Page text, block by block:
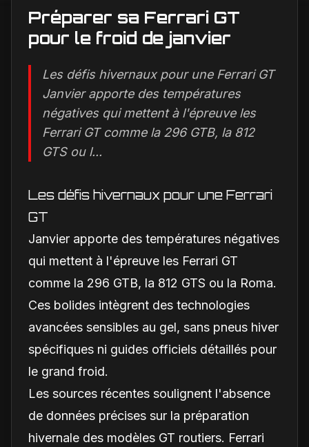
Préparer sa Ferrari GT
pour le froid de janvier
Les défis hivernaux pour une Ferrari GT
Janvier apporte des températures
négatives qui mettent à l'épreuve les
Ferrari GT comme la 296 GTB, la 812
GTS ou l...
Les défis hivernaux pour une Ferrari
GT
Janvier apporte des températures négatives
qui mettent à l'épreuve les Ferrari GT
comme la 296 GTB, la 812 GTS ou la Roma.
Ces bolides intègrent des technologies
avancées sensibles au gel, sans pneus hiver
spécifiques ni guides officiels détaillés pour
le grand froid.
Les sources récentes soulignent l'absence
de données précises sur la préparation
hivernale des modèles GT routiers. Ferrari